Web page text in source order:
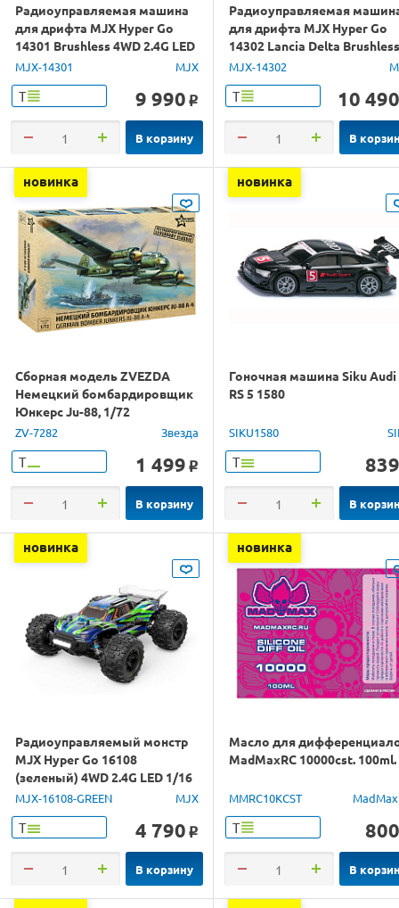
Радиоуправляемая машина
для дрифта MJX Hyper Go
14301 Brushless 4WD 2.4G LED
1/14 RTR
MJX-14301 MJX
Т 9 990 o
В корзину
Радиоуправляемая
для дрифта MJX Hyper Go
14302 Lancia Delta Brushless
4WD 2.4G LED 1/14 RTR
MJX-14302
Т 10 490
В
новинка
Сборная модель ZVEZDA
Немецкий бомбардировщик
Юнкерс Ju-88, 1/72
ZV-7282 Звезда
Т 1 499 o
В корзину
новинка
Гоночная машина Siku Audi
RS 5 1580
SIKU1580
Т 839
В
новинка
Радиоуправляемый монстр
MJX Hyper Go 16108
(зеленый) 4WD 2.4G LED 1/16
RTR
MJX-16108-GREEN MJX
Т 4 790 o
В корзину
новинка
Масло для
MadMaxRC 10000cst. 100ml.
MMRC10KCST
Т 800
В